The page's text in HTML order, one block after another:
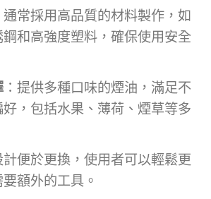
通常採用高品質的材料製作，如
和高強度塑料，確保使用安全
：提供多種口味的煙油，滿足不
，包括水果、薄荷、煙草等多
計便於更換，使用者可以輕鬆更
額外的工具。